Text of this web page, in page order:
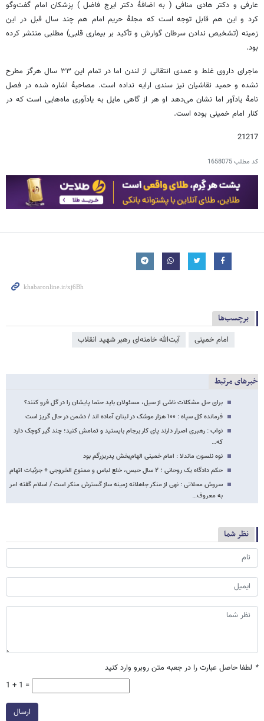
عارفی و دکتر هادی منافی ( به اضافۀ دکتر ایرج فاضل ) پزشکان امام گفت‌وگو
کرد و این هم قابل توجه است که مجلۀ حریم امام هم چند سال قبل در این
زمینه (‌تشخیص ندادن سرطان گوارش و تأکید بر بیماری قلبی) مطلبی منتشر کرده
بود.
ماجرای داروی غلط و عمدی انتقالی از لندن اما در تمام این ۳۳ سال هرگز مطرح
نشده و حمید نقاشیان نیز سندی ارایه نداده است. مصاحبۀ اشاره شده در فصل
نامۀ یادآور اما نشان می‌دهد او هر از گاهی مایل به یادآوری ماه‌هایی است که در
کنار امام خمینی بوده است.
21217
کد مطلب1658075
برچسب‌ها
امام خمینی آیت‌الله خامنه‌ای رهبر شهید انقلاب
خبرهای مرتبط
برای حل مشکلات ناشی از سیل، مسئولان باید حتما پایشان را در گل فرو کنند؟
فرمانده کل سپاه : ۱۰۰ هزار موشک در لبنان آماده اند / دشمن در حال گریز است
نواب : رهبری اصرار دارند پای کار برجام بایستید و تمامش کنید؛ چند گیر کوچک دارد
که…
نوه نلسون ماندلا : امام خمینی الهام‌بخش پدربزرگم بود
حکم دادگاه یک روحانی ؛ ۲ سال حبس، خلع لباس و ممنوع‌ الخروجی + جزئیات اتهام
سروش محلاتی : نهی از منکر جاهلانه زمینه ساز گسترش منکر است / اسلام گفته امر
به معروف…
نظر شما
* لطفا حاصل عبارت را در جعبه متن روبرو وارد کنید
1 + 1 =
ارسال